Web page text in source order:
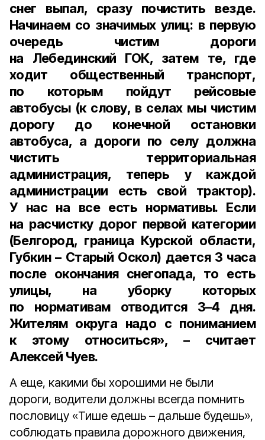
снег выпал, сразу почистить везде.
Начинаем со значимых улиц: в первую
очередь чистим дороги
на Лебединский ГОК, затем те, где
ходит общественный транспорт,
по которым пойдут рейсовые
автобусы (к слову, в селах мы чистим
дорогу до конечной остановки
автобуса, а дороги по селу должна
чистить территориальная
администрация, теперь у каждой
администрации есть свой трактор).
У нас на все есть нормативы. Если
на расчистку дорог первой категории
(Белгород, граница Курской области,
Губкин – Старый Оскол) дается 3 часа
после окончания снегопада, то есть
улицы, на уборку которых
по нормативам отводится 3–4 дня.
Жителям округа надо с пониманием
к этому относиться», – считает
Алексей Чуев.
А еще, какими бы хорошими не были
дороги, водители должны всегда помнить
пословицу «Тише едешь – дальше будешь»,
соблюдать правила дорожного движения,